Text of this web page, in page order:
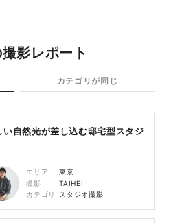
影レポート
カテゴリが同じ
い自然光が差し込む邸宅型スタジ
エリア
東京
撮影
TAIHEI
カテゴリ
スタジオ撮影